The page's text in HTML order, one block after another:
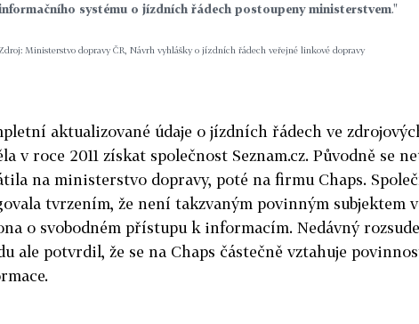
systému o jízdních řádech postoupeny ministerstvem."
Zdroj: Ministerstvo dopravy ČR, Návrh vyhlášky o jízdních řádech veřejné linkové dopravy
aktualizované údaje o jízdních řádech ve
v roce 2011 získat společnost Seznam.cz. Původně se
na ministerstvo dopravy, poté na firmu Chaps.
tvrzením, že není takzvaným povinným subjektem
o svobodném přístupu k informacím. Nedávný
ale potvrdil, že se na Chaps částečně vztahuje